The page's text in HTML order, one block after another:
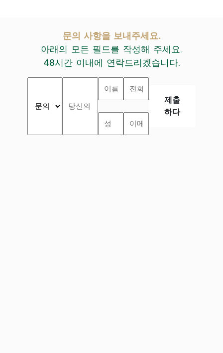
문의 사항을 보내주세요.
아래의 모든 필드를 작성해 주세요.
48시간 이내에 연락드리겠습니다.
제출
하다